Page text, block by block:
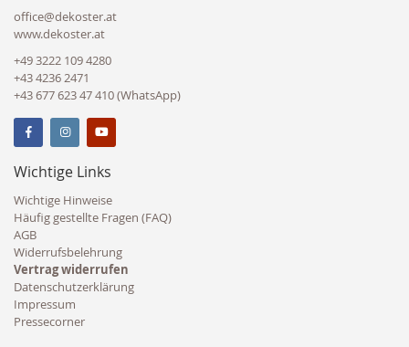
office@dekoster.at
www.dekoster.at
+49 3222 109 4280
+43 4236 2471
+43 677 623 47 410 (WhatsApp)
Wichtige Links
Wichtige Hinweise
Häufig gestellte Fragen (FAQ)
AGB
Widerrufsbelehrung
Vertrag widerrufen
Datenschutzerklärung
Impressum
Pressecorner